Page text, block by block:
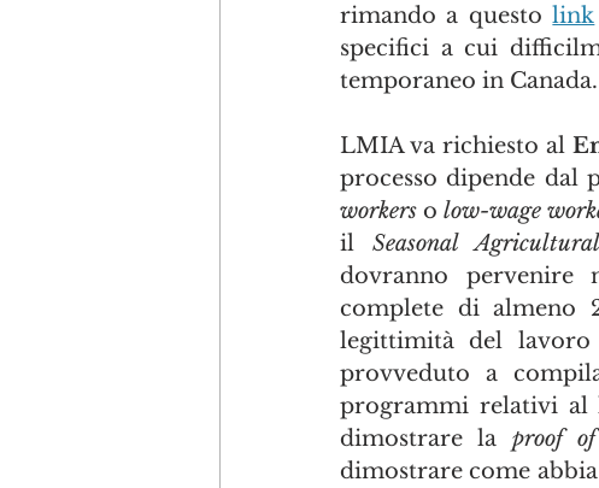
rimando a questo link
specifici a cui
temporaneo in Canada.
LMIA va richiesto al
processo dipende dal
workers o low-wage
il Seasonal
dovranno pervenire
complete di almeno
legittimità del lavoro
provveduto a
programmi relativi al
dimostrare la proof
dimostrare come